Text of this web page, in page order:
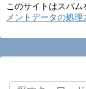
このサイトはスパム
メントデータの処